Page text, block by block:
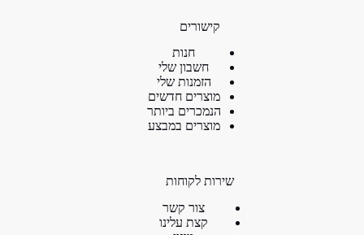
קישורים
חנות
חשבון שלי
הזמנות שלי
מוצרים חדשים
הנמכרים ביותר
מוצרים במבצע
שירות לקוחות
צור קשר
קצת עלינו